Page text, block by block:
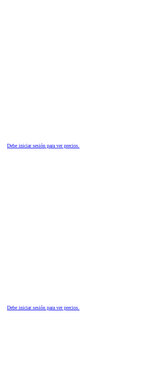
Debe iniciar sesión para ver precios.
Debe iniciar sesión para ver precios.